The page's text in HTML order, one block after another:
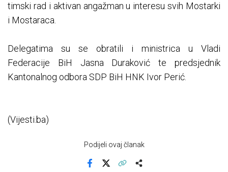
timski rad i aktivan angažman u interesu svih Mostarki
i Mostaraca.
Delegatima su se obratili i ministrica u Vladi
Federacije BiH Jasna Duraković te predsjednik
Kantonalnog odbora SDP BiH HNK Ivor Perić.
(Vijesti.ba)
Podijeli ovaj članak